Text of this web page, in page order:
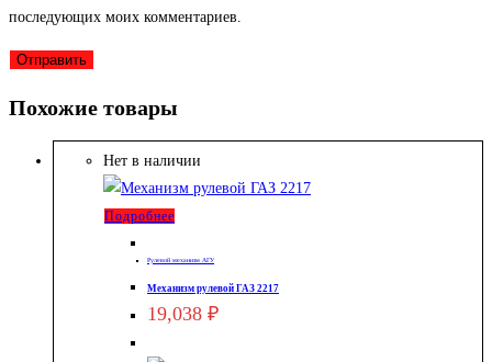
последующих моих комментариев.
Похожие товары
Нет в наличии
Подробнее
Рулевой механизм АГУ
Механизм рулевой ГАЗ 2217
19,038 ₽